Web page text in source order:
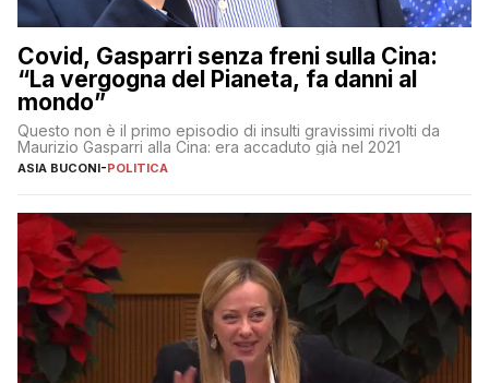
Covid, Gasparri senza freni sulla Cina:
“La vergogna del Pianeta, fa danni al
mondo”
Questo non è il primo episodio di insulti gravissimi rivolti da
Maurizio Gasparri alla Cina: era accaduto già nel 2021
ASIA BUCONI-POLITICA